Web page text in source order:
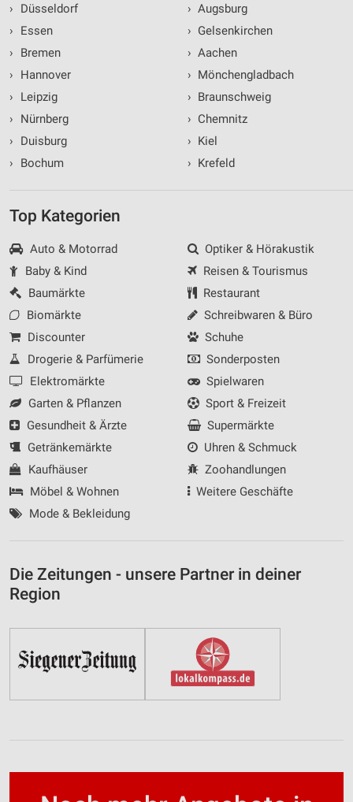
›
Düsseldorf
›
Essen
›
Bremen
›
Hannover
›
Leipzig
›
Nürnberg
›
Duisburg
›
Bochum
› Augsburg
› Gelsenkirchen
› Aachen
› Mönchengladbach
› Braunschweig
› Chemnitz
› Kiel
› Krefeld
Top Kategorien
Auto & Motorrad
Baby & Kind
Baumärkte
Biomärkte
Discounter
Drogerie & Parfümerie
Elektromärkte
Garten & Pflanzen
Gesundheit & Ärzte
Getränkemärkte
Kaufhäuser
Möbel & Wohnen
Mode & Bekleidung
Optiker & Hörakustik
Reisen & Tourismus
Restaurant
Schreibwaren & Büro
Schuhe
Sonderposten
Spielwaren
Sport & Freizeit
Supermärkte
Uhren & Schmuck
Zoohandlungen
Weitere Geschäfte
Die Zeitungen - unsere Partner in deiner
Region